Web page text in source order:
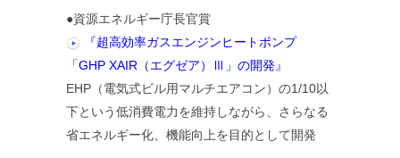
●資源エネルギー庁長官賞
『超高効率ガスエンジンヒートポンプ
「GHP XAIR（エグゼア）Ⅲ」の開発』
EHP（電気式ビル用マルチエアコン）の1/10以
下という低消費電力を維持しながら、さらなる
省エネルギー化、機能向上を目的として開発